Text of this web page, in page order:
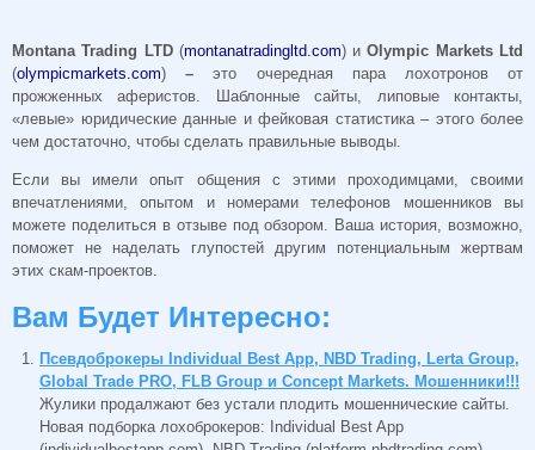
Montana Trading LTD(montanatradingltd.com) иOlympic Markets Ltd
(olympicmarkets.com)–это очередная пара лохотронов от
прожженных аферистов. Шаблонные сайты, липовые контакты,
«левые» юридические данные и фейковая статистика – этого более
чем достаточно, чтобы сделать правильные выводы.
Если вы имели опыт общения с этими проходимцами, своими
впечатлениями, опытом и номерами телефонов мошенников вы
можете поделиться в отзыве под обзором. Ваша история, возможно,
поможет не наделать глупостей другим потенциальным жертвам
этих скам-проектов.
Вам Будет Интересно:
Псевдоброкеры Individual Best App, NBD Trading, Lerta Group,
Global Trade PRO, FLB Group и Concept Markets. Мошенники!!!
Жулики продалжают без устали плодить мошеннические сайты.
Новая подборка лохоброкеров: Individual Best App